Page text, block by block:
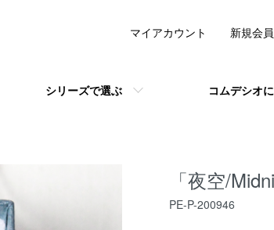
シリーズで選ぶ コムデシオ
マイアカウント 新規会
「夜空/
PE-P-200946